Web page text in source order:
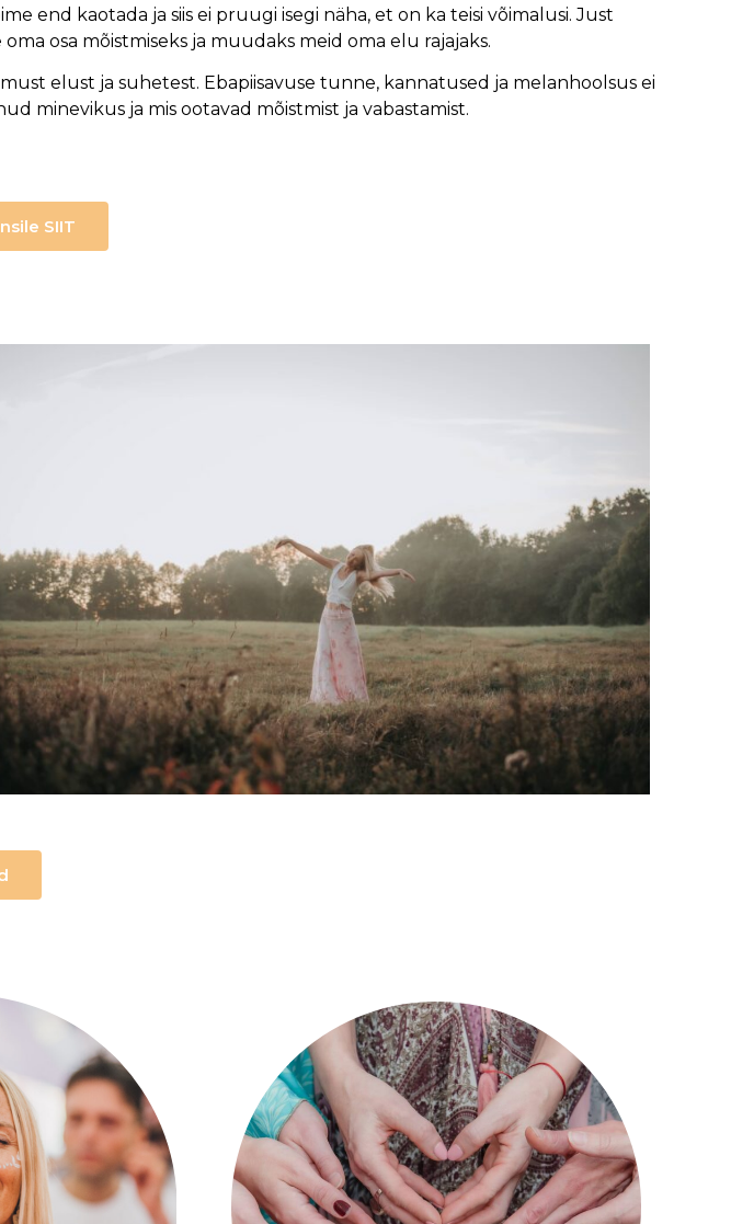
end kaotada ja siis ei pruugi isegi näha, et on ka teisi võimalusi. Just
osa mõistmiseks ja muudaks meid oma elu rajajaks.
elust ja suhetest. Ebapiisavuse tunne, kannatused ja melanhoolsus ei
minevikus ja mis ootavad mõistmist ja vabastamist.
SIIT